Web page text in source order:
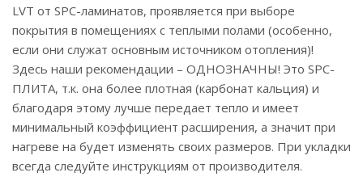
LVT от SPC-ламинатов, проявляется при выборе
покрытия в помещениях с теплыми полами (особенно,
если они служат основным источником отопления)!
Здесь наши рекомендации – ОДНОЗНАЧНЫ! Это SPC-
ПЛИТА, т.к. она более плотная (карбонат кальция) и
благодаря этому лучше передает тепло и имеет
минимальный коэффициент расширения, а значит при
нагреве на будет изменять своих размеров. При укладки
всегда следуйте инструкциям от производителя.